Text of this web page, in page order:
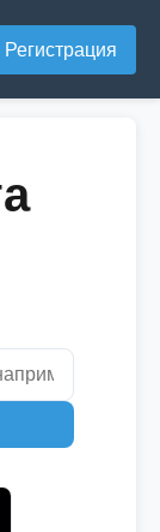
Регистрация